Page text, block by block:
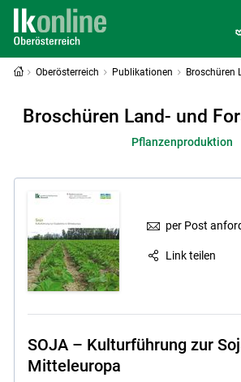
Oberösterreich Publikationen Broschüren
Broschüren Land- und
Pflanzenproduktion
per Post
Link teilen
SOJA – Kulturführung zur
Mitteleuropa